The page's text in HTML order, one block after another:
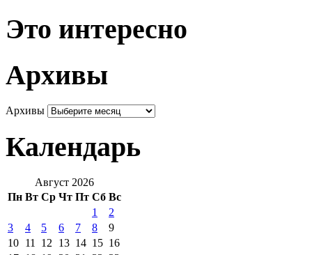
Это интересно
Архивы
Архивы
Календарь
Август 2026
Пн Вт Ср Чт Пт Сб Вс
1
2
3
4 5 6 7 8
9
10 11 12 13 14 15 16